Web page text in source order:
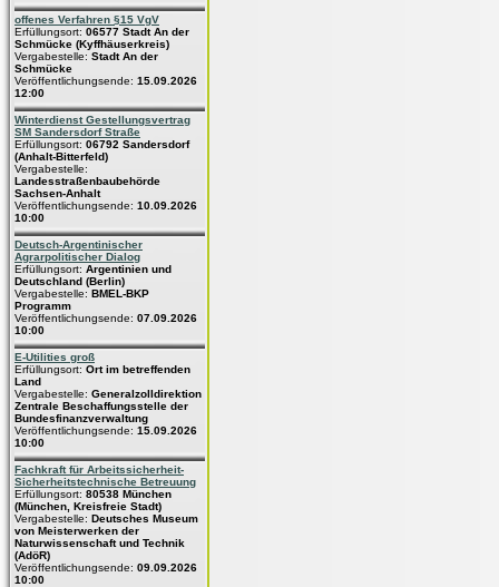
offenes Verfahren §15 VgV
Erfüllungsort: 06577 Stadt An der
Schmücke (Kyffhäuserkreis)
Vergabestelle: Stadt An der
Schmücke
Veröffentlichungsende: 15.09.2026
12:00
Winterdienst Gestellungsvertrag
SM Sandersdorf Straße
Erfüllungsort: 06792 Sandersdorf
(Anhalt-Bitterfeld)
Vergabestelle:
Landesstraßenbaubehörde
Sachsen-Anhalt
Veröffentlichungsende: 10.09.2026
10:00
Deutsch-Argentinischer
Agrarpolitischer Dialog
Erfüllungsort: Argentinien und
Deutschland (Berlin)
Vergabestelle: BMEL-BKP
Programm
Veröffentlichungsende: 07.09.2026
10:00
E-Utilities groß
Erfüllungsort: Ort im betreffenden
Land
Vergabestelle: Generalzolldirektion
Zentrale Beschaffungsstelle der
Bundesfinanzverwaltung
Veröffentlichungsende: 15.09.2026
10:00
Fachkraft für Arbeitssicherheit-
Sicherheitstechnische Betreuung
Erfüllungsort: 80538 München
(München, Kreisfreie Stadt)
Vergabestelle: Deutsches Museum
von Meisterwerken der
Naturwissenschaft und Technik
(AdöR)
Veröffentlichungsende: 09.09.2026
10:00